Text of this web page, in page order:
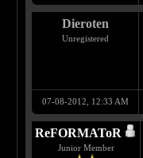
Dieroten
Unregistered
07-08-2012, 12:33 AM
ReFORMAToR
Junior Member